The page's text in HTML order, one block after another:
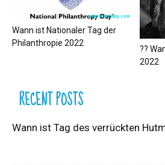
Wann ist Nationaler Tag der
Philanthropie 2022
?‍?
2022
RECENT POSTS
Wann ist Tag des verrückten